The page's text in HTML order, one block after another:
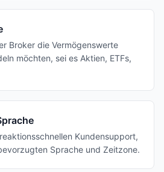
Broker die Vermögenswerte
möchten, sei es Aktien, ETFs,
Kundensupport,
Sprache und Zeitzone.